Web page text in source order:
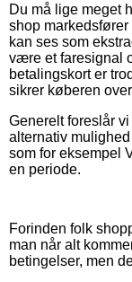
Du må lige meget
shop
kan ses som
være et faresignal
betalingskort er
sikrer køberen
Generelt foreslår
alternativ
som for eksempel
en periode.
Forinden folk
man når alt
betingelser, men